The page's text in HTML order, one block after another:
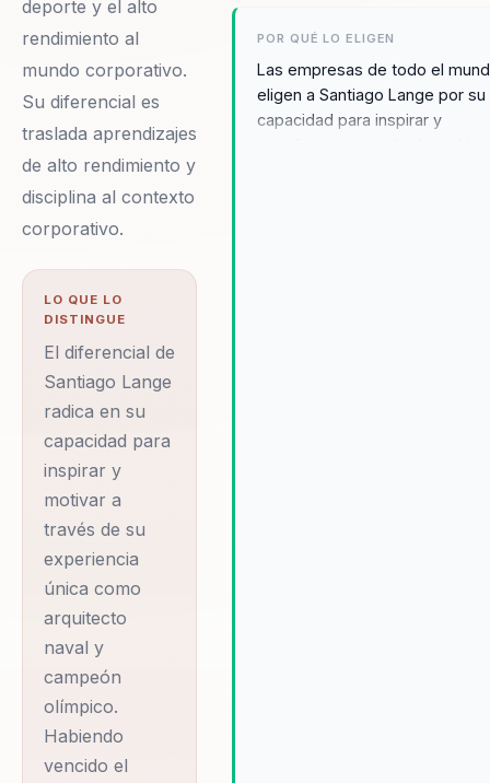
deporte y el alto
rendimiento al
mundo corporativo.
Su diferencial es
traslada aprendizajes
de alto rendimiento y
disciplina al contexto
corporativo.
LO QUE LO
DISTINGUE
El diferencial de
Santiago Lange
radica en su
capacidad para
inspirar y
motivar a
través de su
experiencia
única como
arquitecto
naval y
campeón
olímpico.
Habiendo
vencido el
POR QUÉ LO ELIGEN
Las empresas de todo el
eligen a Santiago Lange por su
capacidad para inspirar y